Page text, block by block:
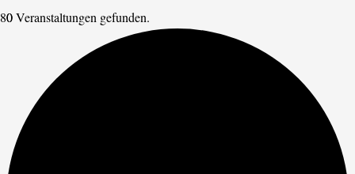
0 Veranstaltungen gefunden.